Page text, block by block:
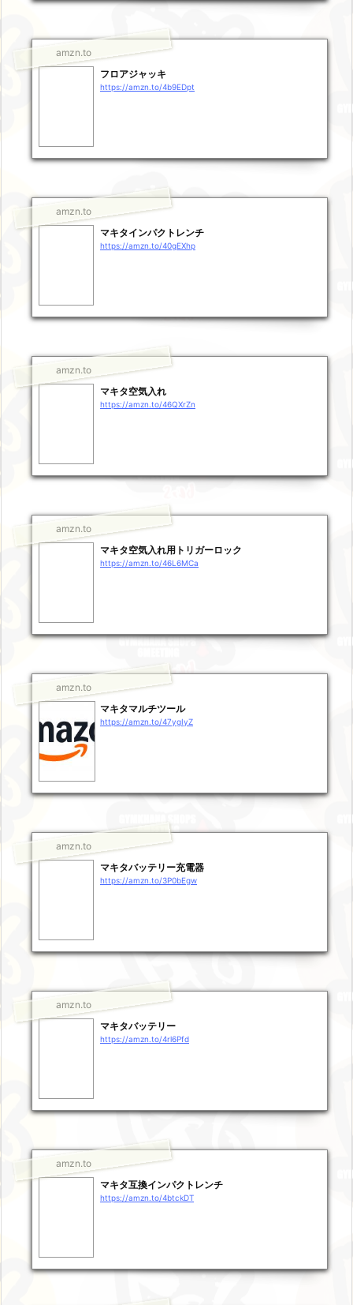
amzn.to
フロアジャッキ
https://amzn.to/4b9EDpt
amzn.to
マキタインパクトレンチ
https://amzn.to/40gEXhp
amzn.to
マキタ空気入れ
https://amzn.to/46QXrZn
amzn.to
マキタ空気入れ用トリガーロック
https://amzn.to/46L6MCa
amzn.to
マキタマルチツール
https://amzn.to/47ygIyZ
amzn.to
マキタバッテリー充電器
https://amzn.to/3P0bEgw
amzn.to
マキタバッテリー
https://amzn.to/4rl6Pfd
amzn.to
マキタ互換インパクトレンチ
https://amzn.to/4btckDT